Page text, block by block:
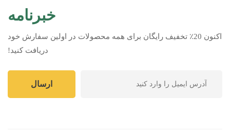
خبرنامه
اکنون 20٪ تخفیف رایگان برای همه محصولات در اولین سفارش خود
دریافت کنید!